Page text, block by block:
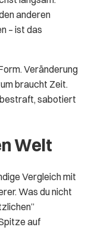
anderen
– ist das
Veränderung
braucht Zeit.
sabotiert
Welt
Vergleich mit
Was du nicht
auf